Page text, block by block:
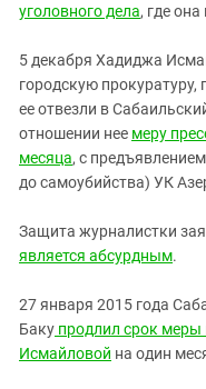
уголовного дела, где
5 декабря Хадиджа
городскую прокуратуру,
ее отвезли в
отношении нее меру
месяца, с
до самоубийства) УК
Защита журналистки
является абсурдным.
27 января 2015 года
Баку продлил срок меры
Исмайловой на один